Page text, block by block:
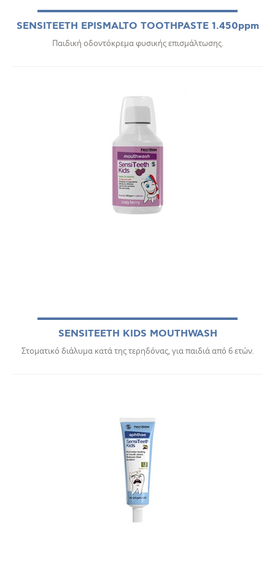
SENSITEETH EPISMALTO TOOTHPASTE 1.450ppm
Παιδική οδοντόκρεμα φυσικής επισμάλτωσης.
SENSITEETH KIDS MOUTHWASH
Στοματικό διάλυμα κατά της τερηδόνας, για παιδιά από 6 ετών.